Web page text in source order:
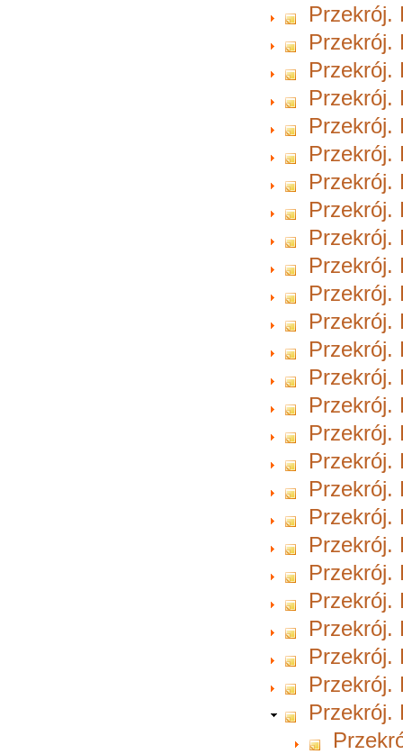
Przekrój.
Przekrój.
Przekrój.
Przekrój.
Przekrój.
Przekrój.
Przekrój.
Przekrój.
Przekrój.
Przekrój.
Przekrój.
Przekrój.
Przekrój.
Przekrój.
Przekrój.
Przekrój.
Przekrój.
Przekrój.
Przekrój.
Przekrój.
Przekrój.
Przekrój.
Przekrój.
Przekrój.
Przekrój.
Przekrój.